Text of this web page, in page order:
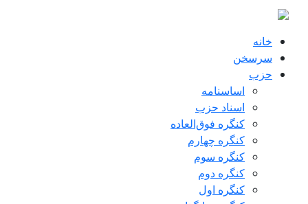
محتوای اصلی
خانه
سرسخن
حزب
اساسنامه
اسناد حزب
کنگره فوق‌العاده
کنگره چهارم
کنگره سوم
کنگره دوم
کنگره اول